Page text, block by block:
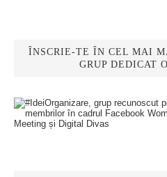
ÎNSCRIE-TE ÎN CEL MAI
GRUP DEDICAT